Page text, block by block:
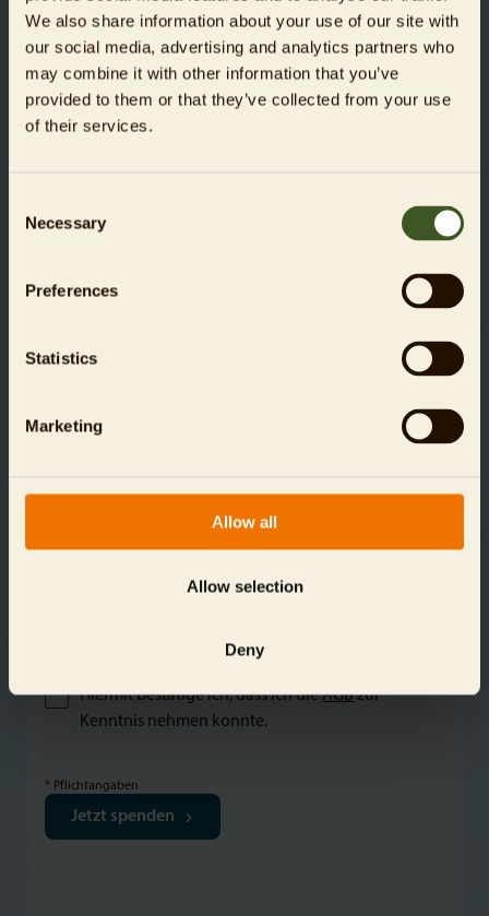
We also share information about your use of our site with
our social media, advertising and analytics partners who
may combine it with other information that you’ve
provided to them or that they’ve collected from your use
of their services.
Selection
Necessary
Preferences
Statistics
Marketing
Allow all
Allow selection
Deny
Für Spenden bis zu einer Höhe von 300 Euro benötigen
Sie keine Spendenbescheinigung. Die Finanzämter
akzeptieren bis zu diesem Betrag in der Regel den
Bareinzahlungsbeleg oder die Buchungsbestätigung
Ihres Kreditinstituts als Beweis Ihrer Spende. Für
Projekt kommen anderen Spendenprojekten des Zoo
Die Daten werden über eine verschlüsselte SSL (Secure-
zu jedem Zeitpunkt sicher.
Ja, ich möchte gerne Informationen zu den
Projekten des Zoo und Aquarium Berlin erhalten.
Hiermit bestätige ich, dass ich die
Hiermit bestätige ich, dass ich dieAGBzur
Kenntnis nehmen konnte.
* Pflichtangaben
Jetzt spenden